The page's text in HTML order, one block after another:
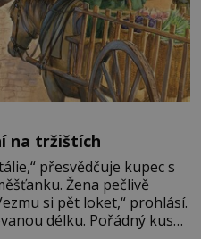
na tržištích
přesvědčuje kupec s
Žena pečlivě
si pět loket,“ prohlásí.
délku. Pořádný kus